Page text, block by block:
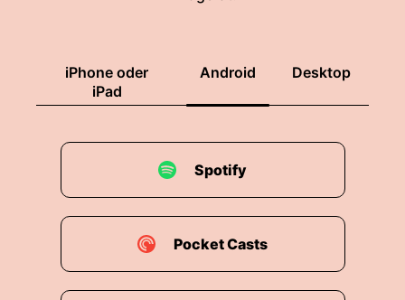
iPhone oder
iPad
Android Desktop
Spotify
Pocket Casts